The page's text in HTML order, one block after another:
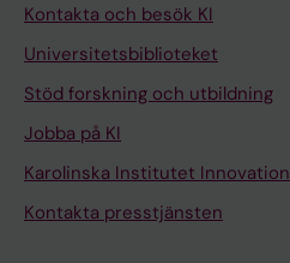
Kontakta och besök KI
Universitetsbiblioteket
Stöd forskning och utbildning
Jobba på KI
Karolinska Institutet Innovation
Kontakta presstjänsten